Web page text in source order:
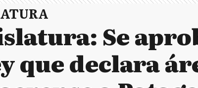
Se
que declara